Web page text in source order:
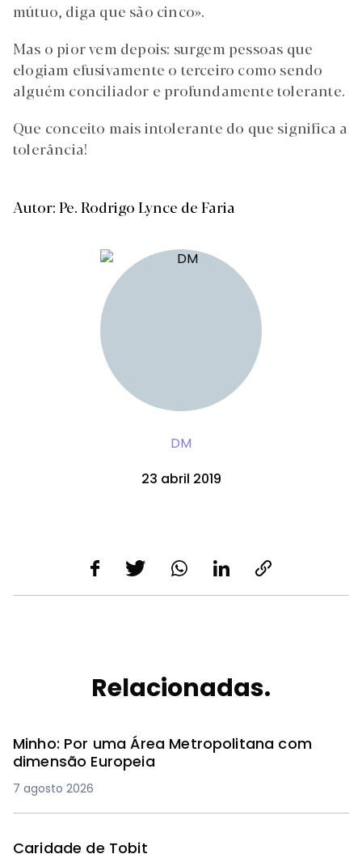
mútuo, diga que são cinco».
Mas o pior vem depois: surgem pessoas que
elogiam efusivamente o terceiro como sendo
alguém conciliador e profundamente tolerante.
Que conceito mais intolerante do que significa a
tolerância!
Autor: Pe. Rodrigo Lynce de Faria
DM
23 abril 2019
Relacionadas.
Minho: Por uma Área Metropolitana com
dimensão Europeia
7 agosto 2026
Caridade de Tobit